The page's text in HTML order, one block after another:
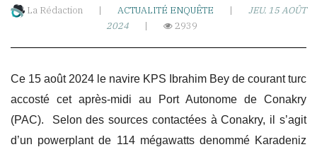
Guinée
La Rédaction | ACTUALITÉ ENQUÊTE |
JEU. 15 AOÛT
2024
| 2939
Ce 15 août 2024 le navire KPS Ibrahim Bey de courant turc
accosté cet après-midi au Port Autonome de Conakry
(PAC). Selon des sources contactées à Conakry, il s’agit
d’un powerplant de 114 mégawatts denommé Karadeniz